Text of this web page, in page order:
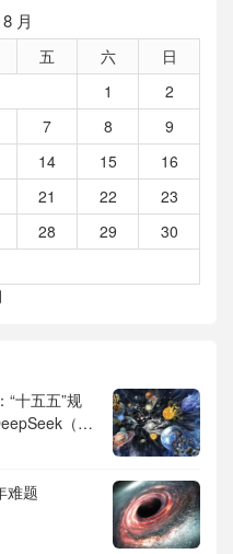
月
五 六
日
1
2
7 8
9
14 15
16
21 22
23
28 29
30
十五五”规
（深
经济、育
难题